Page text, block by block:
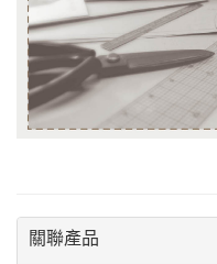
關聯產品